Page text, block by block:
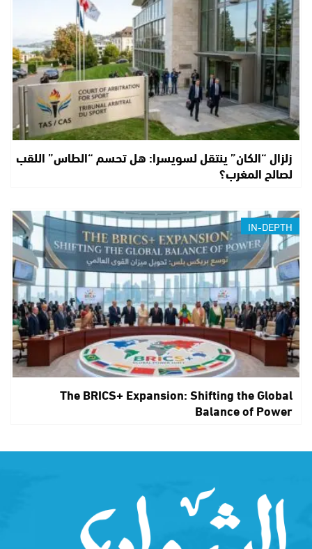
زلزال “الكان” ينتقل لسويسرا: هل تحسم “الطاس” اللقب
لصالح المغرب؟
IN-DEPTH
The BRICS+ Expansion: Shifting the Global
Balance of Power